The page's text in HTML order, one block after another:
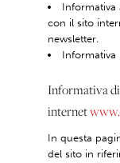
Informativa
con il sito
newsletter.
Informativa
Informativa di
internet
In questa
del sito in